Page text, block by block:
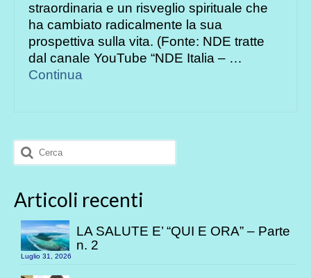
straordinaria e un risveglio spirituale che
ha cambiato radicalmente la sua
prospettiva sulla vita. (Fonte: NDE tratte
dal canale YouTube “NDE Italia – …
Continua
Cerca:
Articoli recenti
LA SALUTE E’ “QUI E ORA” – Parte
n. 2
Luglio 31, 2026